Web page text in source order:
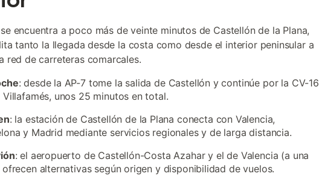
encuentra a poco más de veinte minutos de Castellón de la Plana,
tanto la llegada desde la costa como desde el interior peninsular a
red de carreteras comarcales.
: desde la AP-7 tome la salida de Castellón y continúe por la CV-16
Villafamés, unos 25 minutos en total.
: la estación de Castellón de la Plana conecta con Valencia,
y Madrid mediante servicios regionales y de larga distancia.
: el aeropuerto de Castellón-Costa Azahar y el de Valencia (a una
ofrecen alternativas según origen y disponibilidad de vuelos.